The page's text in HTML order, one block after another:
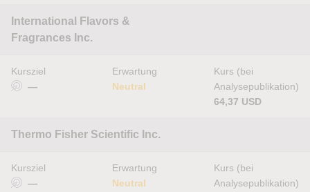
International Flavors &
Fragrances Inc.
Kursziel
—
Erwartung
Neutral
Kurs (bei
Analysepublikation)
64,37 USD
Thermo Fisher Scientific Inc.
Kursziel
—
Erwartung
Neutral
Kurs (bei
Analysepublikation)